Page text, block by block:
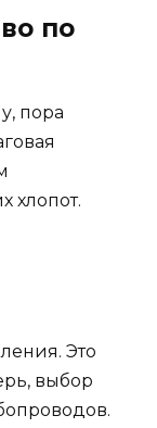
по
пора
хлопот.
Это
выбор